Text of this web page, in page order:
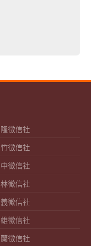
徵信社
徵信社
徵信社
徵信社
徵信社
徵信社
徵信社